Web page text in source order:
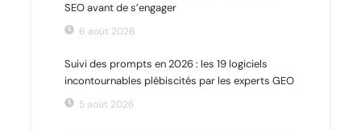
SEO avant de s’engager
6 août 2026
Suivi des prompts en 2026 : les 19 logiciels
incontournables plébiscités par les experts GEO
5 août 2026